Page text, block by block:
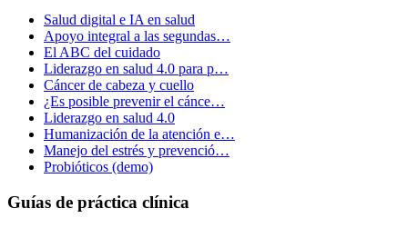
Salud digital e IA en salud
Apoyo integral a las segundas…
El ABC del cuidado
Liderazgo en salud 4.0 para p…
Cáncer de cabeza y cuello
¿Es posible prevenir el cánce…
Liderazgo en salud 4.0
Humanización de la atención e…
Manejo del estrés y prevenció…
Probióticos (demo)
Guías de práctica clínica